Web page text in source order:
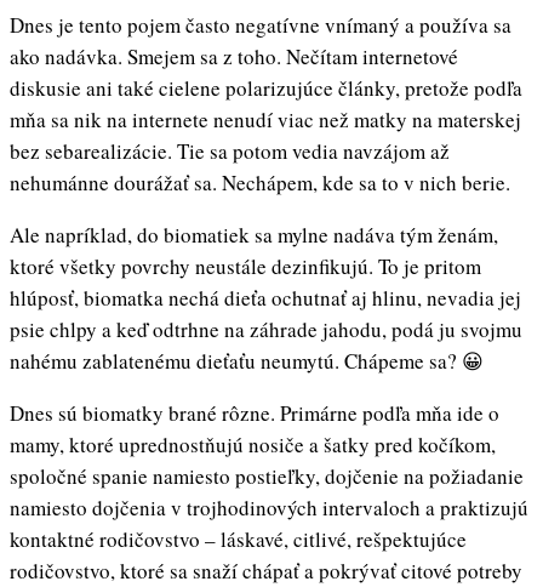
Dnes je tento pojem často negatívne vnímaný a používa sa
ako nadávka. Smejem sa z toho. Nečítam internetové
diskusie ani také cielene polarizujúce články, pretože podľa
mňa sa nik na internete nenudí viac než matky na materskej
bez sebarealizácie. Tie sa potom vedia navzájom až
nehumánne dourážať sa. Nechápem, kde sa to v nich berie.
Ale napríklad, do biomatiek sa mylne nadáva tým ženám,
ktoré všetky povrchy neustále dezinfikujú. To je pritom
hlúposť, biomatka nechá dieťa ochutnať aj hlinu, nevadia jej
psie chlpy a keď odtrhne na záhrade jahodu, podá ju svojmu
nahému zablatenému dieťaťu neumytú. Chápeme sa? 😀
Dnes sú biomatky brané rôzne. Primárne podľa mňa ide o
mamy, ktoré uprednostňujú nosiče a šatky pred kočíkom,
spoločné spanie namiesto postieľky, dojčenie na požiadanie
namiesto dojčenia v trojhodinových intervaloch a praktizujú
kontaktné rodičovstvo – láskavé, citlivé, rešpektujúce
rodičovstvo, ktoré sa snaží chápať a pokrývať citové potreby